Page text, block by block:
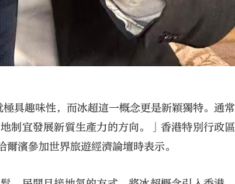
具趣味性，而冰超這一概念更是新穎獨特。通常
制宜發展新質生產力的方向。」香港特別行政區
濱參加世界旅遊經濟論壇時表示。